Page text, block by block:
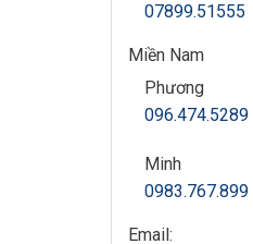
07899.51555
Miền Nam
Phương
096.474.5289
Minh
0983.767.899
Email: